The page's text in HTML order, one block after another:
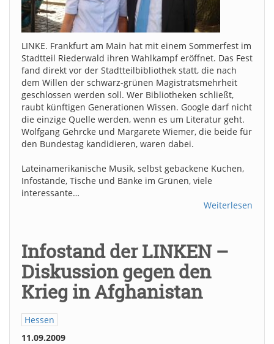
LINKE. Frankfurt am Main hat mit einem Sommerfest im
Stadtteil Riederwald ihren Wahlkampf eröffnet. Das Fest
fand direkt vor der Stadtteilbibliothek statt, die nach
dem Willen der schwarz-grünen Magistratsmehrheit
geschlossen werden soll. Wer Bibliotheken schließt,
raubt künftigen Generationen Wissen. Google darf nicht
die einzige Quelle werden, wenn es um Literatur geht.
Wolfgang Gehrcke und Margarete Wiemer, die beide für
den Bundestag kandidieren, waren dabei.
Lateinamerikanische Musik, selbst gebackene Kuchen,
Infostände, Tische und Bänke im Grünen, viele
interessante…
Weiterlesen
Infostand der LINKEN –
Diskussion gegen den
Krieg in Afghanistan
Hessen
11.09.2009